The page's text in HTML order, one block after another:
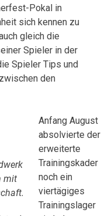
Pokal in
sich kennen zu
gleich die
Spieler in der
Spieler Tips und
den
mit
Anfang August
absolvierte der
erweiterte
Trainingskader
noch ein
viertägiges
Trainingslager